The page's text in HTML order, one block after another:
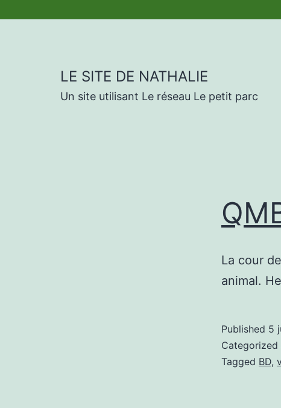
LE SITE DE NATHALIE
Un site utilisant Le réseau Le petit parc
La cour
animal.
Published 5
Categorized
Tagged BD,